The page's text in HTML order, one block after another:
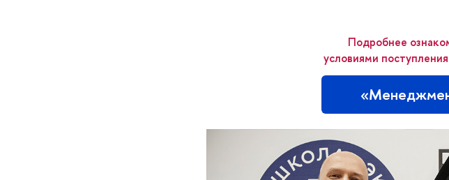
Подробнее
условиями